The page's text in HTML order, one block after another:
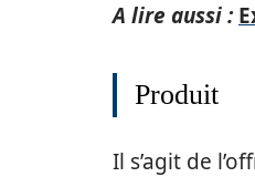
A lire aussi :
Produit
Il s’agit de